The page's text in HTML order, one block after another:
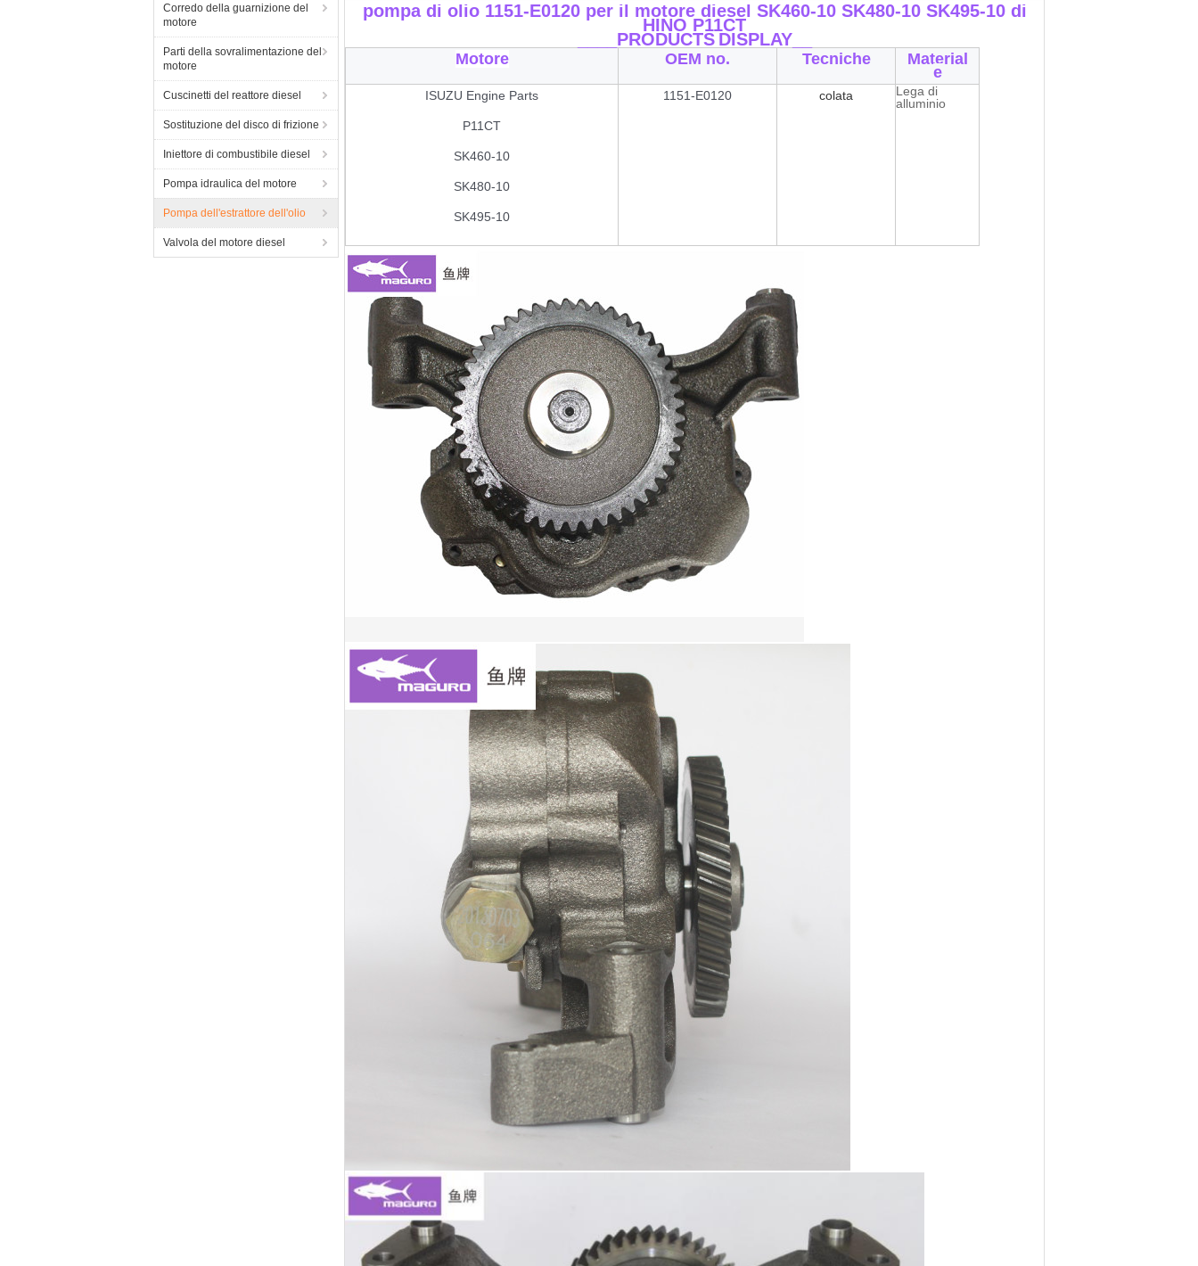
Corredo della guarnizione del
motore
Parti della sovralimentazione del
motore
Cuscinetti del reattore diesel
Sostituzione del disco di frizione
Iniettore di combustibile diesel
Pompa idraulica del motore
Pompa dell'estrattore dell'olio
Valvola del motore diesel
pompa di olio 1151-E0120 per il motore diesel SK460-10 SK480-10 SK495-10 di
HINO P11CT
____PRODUCTS DISPLAY__
Motore OEM no. Tecniche Material
e
ISUZU Engine Parts
P11CT
SK460-10
SK480-10
SK495-10
1151-E0120 colata
Lega di
alluminio